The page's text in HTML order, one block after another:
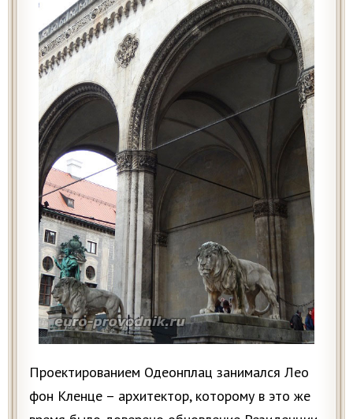
Проектированием Одеонплац занимался Лео
фон Кленце – архитектор, которому в это же